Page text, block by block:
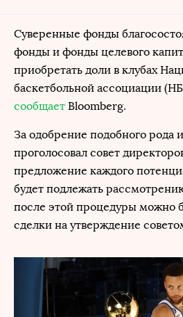
Суверенные фонды
фонды и фонды целевого
приобретать доли в клубах
баскетбольной ассоциации
сообщает Bloomberg.
За одобрение подобного рода
проголосовал совет
предложение каждого
будет подлежать
после этой процедуры можно
сделки на утверждение